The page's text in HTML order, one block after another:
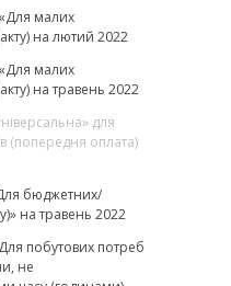
малих
на лютий 2022
малих
на травень 2022
для
(попередня оплата)
бюджетних/
на травень 2022
побутових потреб
не